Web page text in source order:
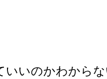
いのかわからな